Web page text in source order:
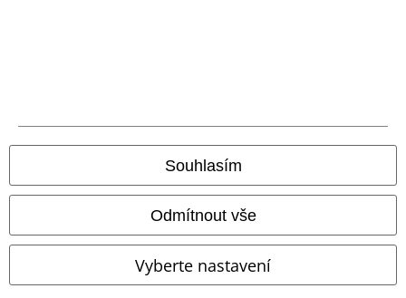
Souhlasím
Odmítnout vše
Vyberte nastavení
Ochrana osobních údajů
Likvidace odpadu a ochrana životního prostředí
Informace o přístupnosti